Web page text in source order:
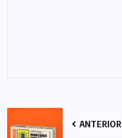
ANTERIOR